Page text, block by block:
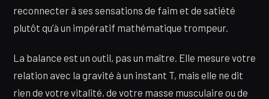
reconnecter à ses sensations de faim et de satiété
plutôt qu’à un impératif mathématique trompeur.
La balance est un outil, pas un maître. Elle mesure votre
relation avec la gravité à un instant T, mais elle ne dit
rien de votre vitalité, de votre masse musculaire ou de